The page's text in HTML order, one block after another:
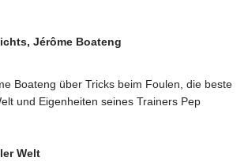
Jérôme Boateng
Boateng über Tricks beim Foulen, die beste
und Eigenheiten seines Trainers Pep
Welt